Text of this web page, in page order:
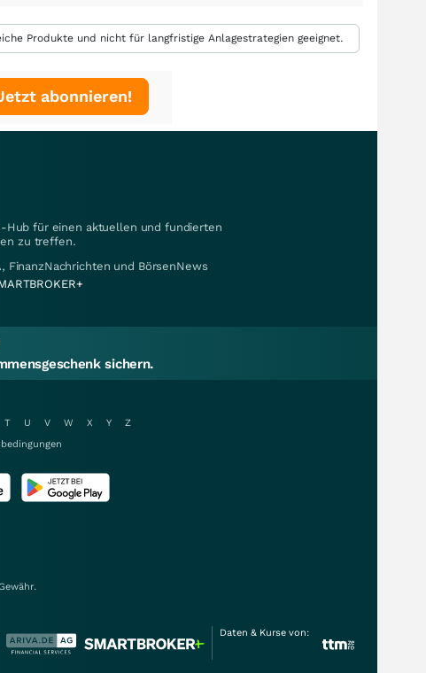
Produkte und nicht für langfristige Anlagestrategien geeignet.
abonnieren!
Hub für einen aktuellen und fundierten
zu treffen.
FinanzNachrichten und BörsenNews
sichern.
T U V W X Y
Z
Daten & Kurse von: